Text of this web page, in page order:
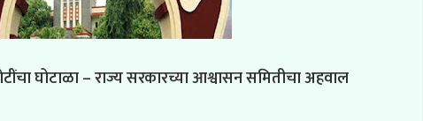
घोटाळा – राज्य सरकारच्या आश्वासन समितीचा अहवाल